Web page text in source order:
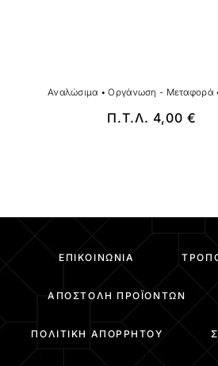
Αναλώσιμα •Οργάνωση - Μεταφορά
Π.Τ.Λ. 4,00 €
ΕΠΙΚΟΙΝΩΝΊΑ
ΑΠΟΣΤΟΛΉ ΠΡΟΪΌΝΤΩΝ
ΠΟΛΙΤΙΚΉ ΑΠΟΡΡΉΤΟΥ